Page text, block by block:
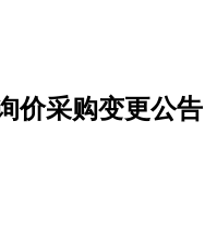
价采购变更公告